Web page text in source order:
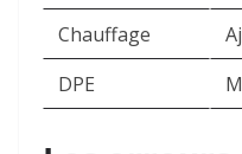
Chauffage
DPE